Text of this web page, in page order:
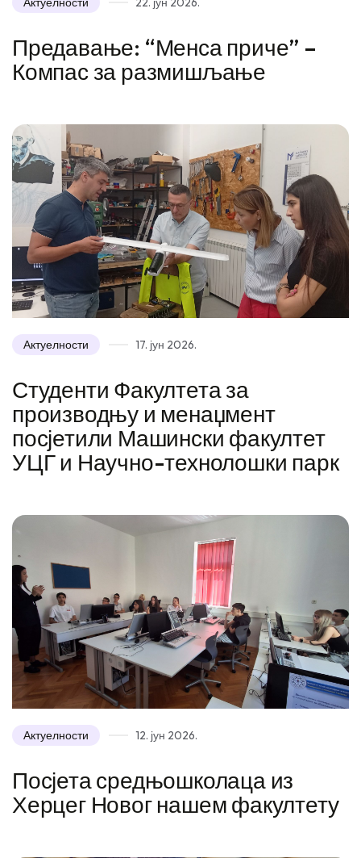
Предавање: “Менса приче” –
Компас за размишљање
Актуелности 17. јун 2026.
Студенти Факултета за
производњу и менаџмент
посјетили Машински факултет
УЦГ и Научно-технолошки парк
Актуелности 12. јун 2026.
Посјета средњошколаца из
Херцег Новог нашем факултету